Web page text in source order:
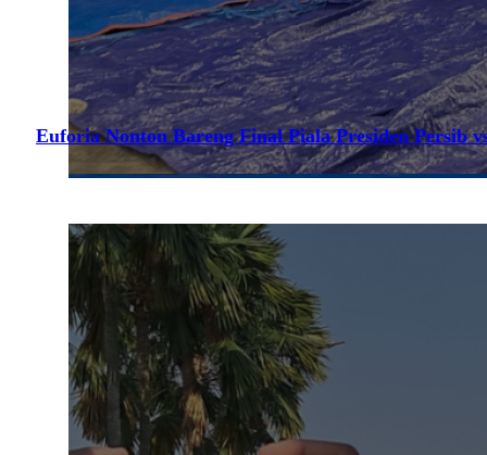
Euforia Nonton Bareng Final Piala Presiden Persib